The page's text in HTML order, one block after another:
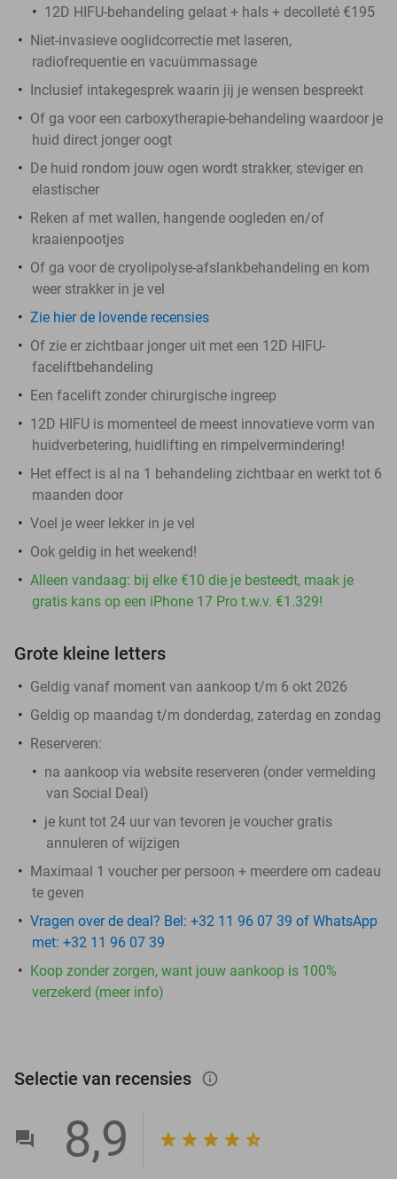
12D HIFU-behandeling gelaat + hals + decolleté €195
Niet-invasieve ooglidcorrectie met laseren,
radiofrequentie en vacuümmassage
Inclusief intakegesprek waarin jij je wensen bespreekt
Of ga voor een carboxytherapie-behandeling waardoor je
huid direct jonger oogt
De huid rondom jouw ogen wordt strakker, steviger en
elastischer
Reken af met wallen, hangende oogleden en/of
kraaienpootjes
Of ga voor de cryolipolyse-afslankbehandeling en kom
weer strakker in je vel
Zie hier de lovende recensies
Of zie er zichtbaar jonger uit met een 12D HIFU-
faceliftbehandeling
Een facelift zonder chirurgische ingreep
12D HIFU is momenteel de meest innovatieve vorm van
huidverbetering, huidlifting en rimpelvermindering!
Het effect is al na 1 behandeling zichtbaar en werkt tot 6
maanden door
Voel je weer lekker in je vel
Ook geldig in het weekend!
Alleen vandaag: bij elke €10 die je besteedt, maak je
gratis kans op een iPhone 17 Pro t.w.v. €1.329!
Grote kleine letters
Geldig vanaf moment van aankoop t/m 6 okt 2026
Geldig op maandag t/m donderdag, zaterdag en zondag
Reserveren:
na aankoop via website reserveren (onder vermelding
van Social Deal)
je kunt tot 24 uur van tevoren je voucher gratis
annuleren of wijzigen
Maximaal 1 voucher per persoon + meerdere om cadeau
te geven
Vragen over de deal? Bel: +32 11 96 07 39 of WhatsApp
met: +32 11 96 07 39
Koop zonder zorgen, want jouw aankoop is 100%
verzekerd (meer info)
Selectie van recensies info_outlined
8,9